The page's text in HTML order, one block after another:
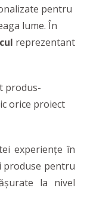
pentru
lume. În
reprezentant
produs-
orice proiect
experiențe în
produse pentru
la nivel